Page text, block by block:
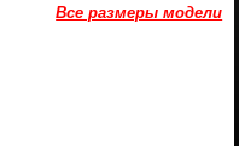
Все размеры модели